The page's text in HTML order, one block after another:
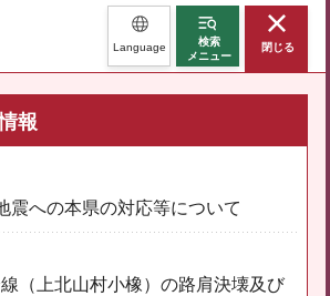
Language
検索
メニュー
閉じる
報
震への本県の対応等について
（上北山村小橡）の路肩決壊及び